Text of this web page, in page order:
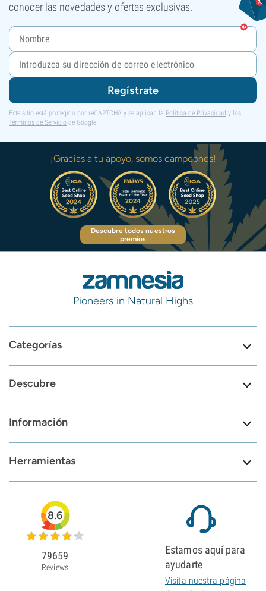
conocer las novedades y ofertas exclusivas.
Regístrate
Este sitio está protegido por reCAPTCHA y se aplican la Política de Privacidad y los
Términos de Servicio de Google.
¡Gracias a tu apoyo, somos campeones!
Descubre todos nuestros
premios
Pioneers in Natural Highs
Categorías
Descubre
Información
Herramientas
8.6
79659
Reviews
Estamos aquí para
ayudarte
Visita nuestra página